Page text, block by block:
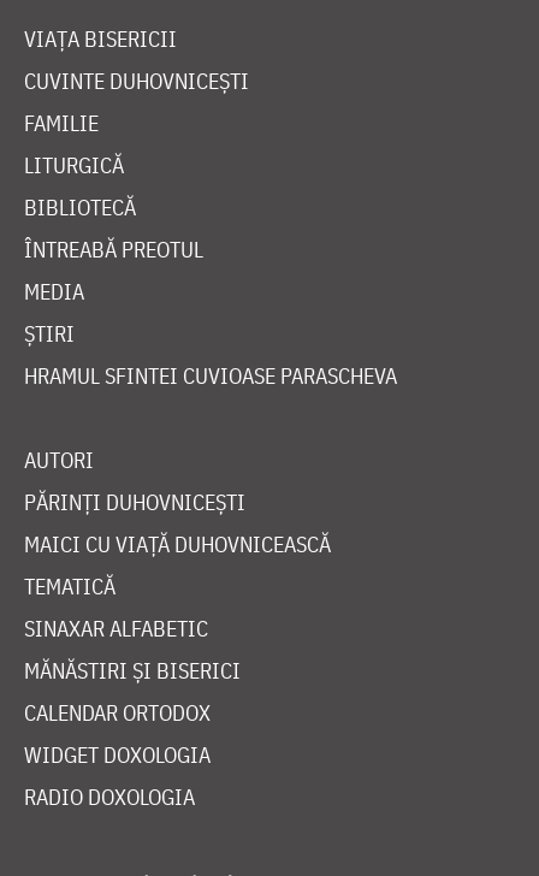
VIAȚA BISERICII
CUVINTE DUHOVNICEȘTI
FAMILIE
LITURGICĂ
BIBLIOTECĂ
ÎNTREABĂ PREOTUL
MEDIA
ȘTIRI
HRAMUL SFINTEI CUVIOASE PARASCHEVA
AUTORI
PĂRINȚI DUHOVNICEȘTI
MAICI CU VIAȚĂ DUHOVNICEASCĂ
TEMATICĂ
SINAXAR ALFABETIC
MĂNĂSTIRI ȘI BISERICI
CALENDAR ORTODOX
WIDGET DOXOLOGIA
RADIO DOXOLOGIA